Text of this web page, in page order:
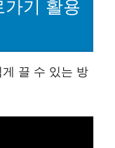
가기 활용
끌 수 있는 방